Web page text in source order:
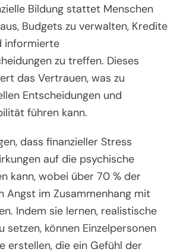
Bildung stattet Menschen
Budgets zu verwalten, Kredite
informierte
zu treffen. Dieses
das Vertrauen, was zu
Entscheidungen und
führen kann.
dass finanzieller Stress
auf die psychische
kann, wobei über 70 % der
Angst im Zusammenhang mit
Indem sie lernen, realistische
setzen, können Einzelpersonen
erstellen, die ein Gefühl der